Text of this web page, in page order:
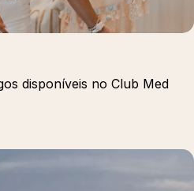
disponíveis no Club Med